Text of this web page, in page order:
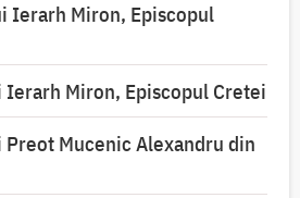
Ierarh Miron, Episcopul
Miron, Episcopul Cretei
Mucenic Alexandru din